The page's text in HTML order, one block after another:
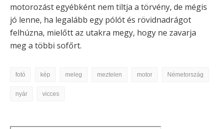
motorozást egyébként nem tiltja a törvény, de mégis
jó lenne, ha legalább egy pólót és rövidnadrágot
felhúzna, mielőtt az utakra megy, hogy ne zavarja
meg a többi sofőrt.
fotó kép meleg meztelen motor Németország
nyár vicces